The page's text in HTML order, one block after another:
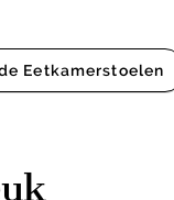
Eetkamerstoelen